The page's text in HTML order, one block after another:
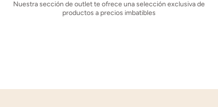
Nuestra sección de outlet te ofrece una selección exclusiva de
productos a precios imbatibles